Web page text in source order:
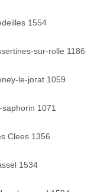
1554
sur-rolle 1186
le-jorat 1059
1071
Clees 1356
1534